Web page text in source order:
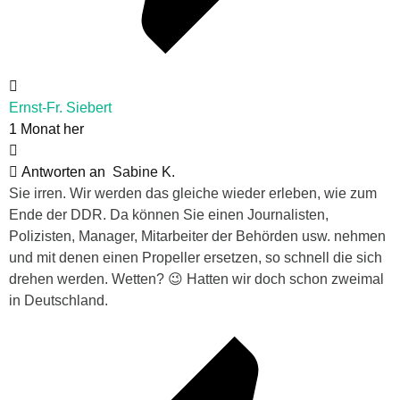
Ernst-Fr. Siebert
1 Monat her
Antworten an Sabine K.
Sie irren. Wir werden das gleiche wieder erleben, wie zum
Ende der DDR. Da können Sie einen Journalisten,
Polizisten, Manager, Mitarbeiter der Behörden usw. nehmen
und mit denen einen Propeller ersetzen, so schnell die sich
drehen werden. Wetten? 😉 Hatten wir doch schon zweimal
in Deutschland.